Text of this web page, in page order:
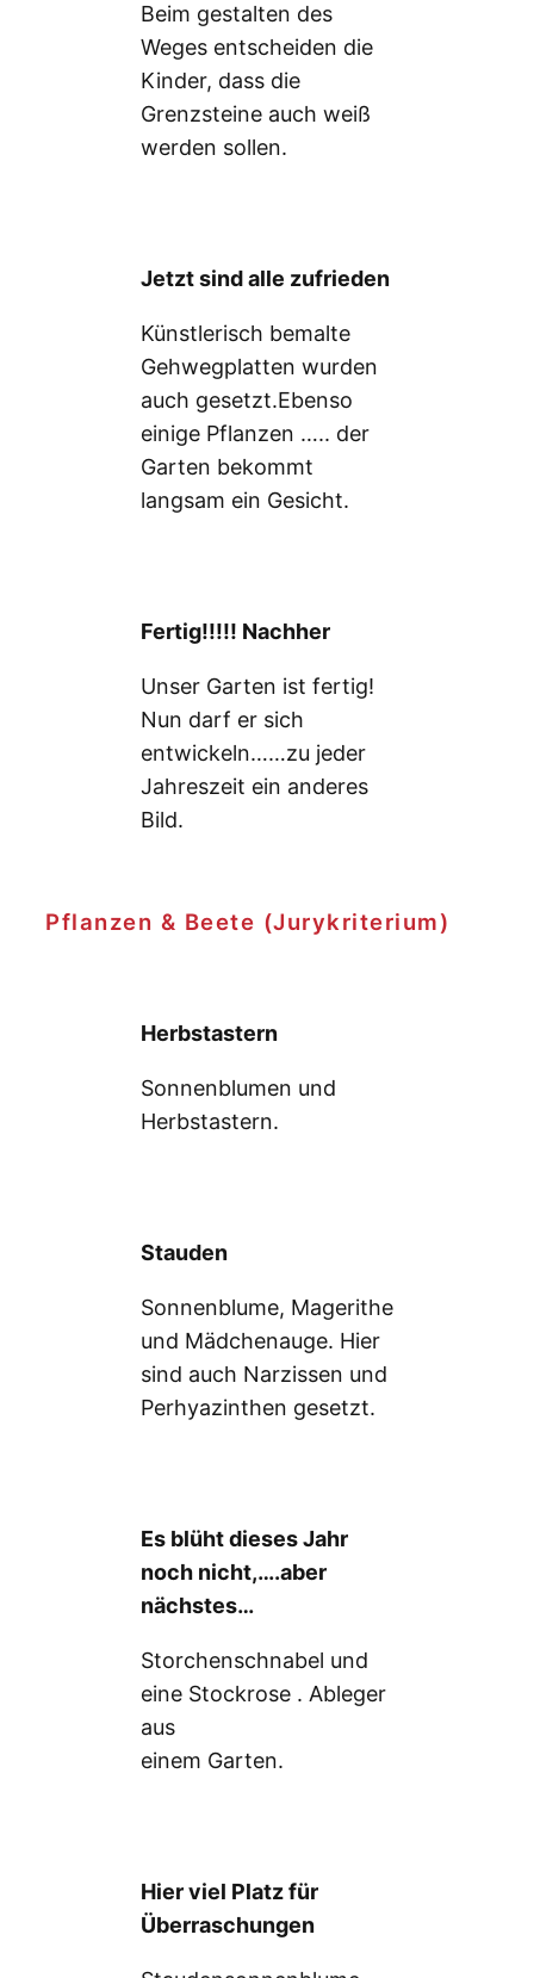
Beim gestalten des
Weges entscheiden die
Kinder, dass die
Grenzsteine auch weiß
werden sollen.
Jetzt sind alle zufrieden
Künstlerisch bemalte
Gehwegplatten wurden
auch gesetzt.Ebenso
einige Pflanzen ….. der
Garten bekommt
langsam ein Gesicht.
Fertig!!!!! Nachher
Unser Garten ist fertig!
Nun darf er sich
entwickeln……zu jeder
Jahreszeit ein anderes
Bild.
Pflanzen & Beete (Jurykriterium)
Herbstastern
Sonnenblumen und
Herbstastern.
Stauden
Sonnenblume, Magerithe
und Mädchenauge. Hier
sind auch Narzissen und
Perhyazinthen gesetzt.
Es blüht dieses Jahr
noch nicht,….aber
nächstes…
Storchenschnabel und
eine Stockrose . Ableger
aus
einem Garten.
Hier viel Platz für
Überraschungen